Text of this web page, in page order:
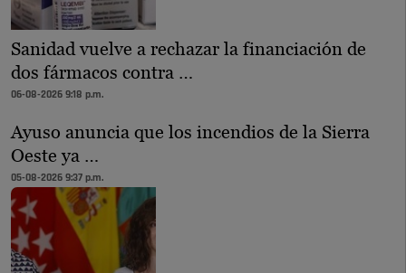
Sanidad vuelve a rechazar la financiación de
dos fármacos contra …
06-08-2026 9:18 p.m.
Ayuso anuncia que los incendios de la Sierra
Oeste ya …
05-08-2026 9:37 p.m.